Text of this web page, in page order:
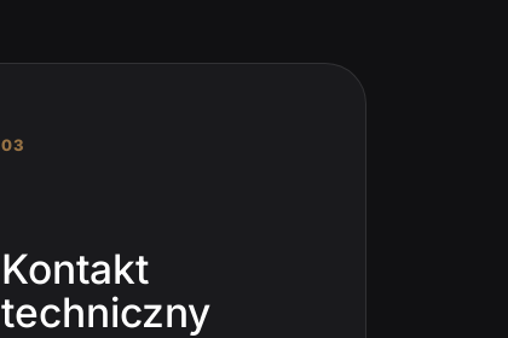
03
Kontakt
techniczny